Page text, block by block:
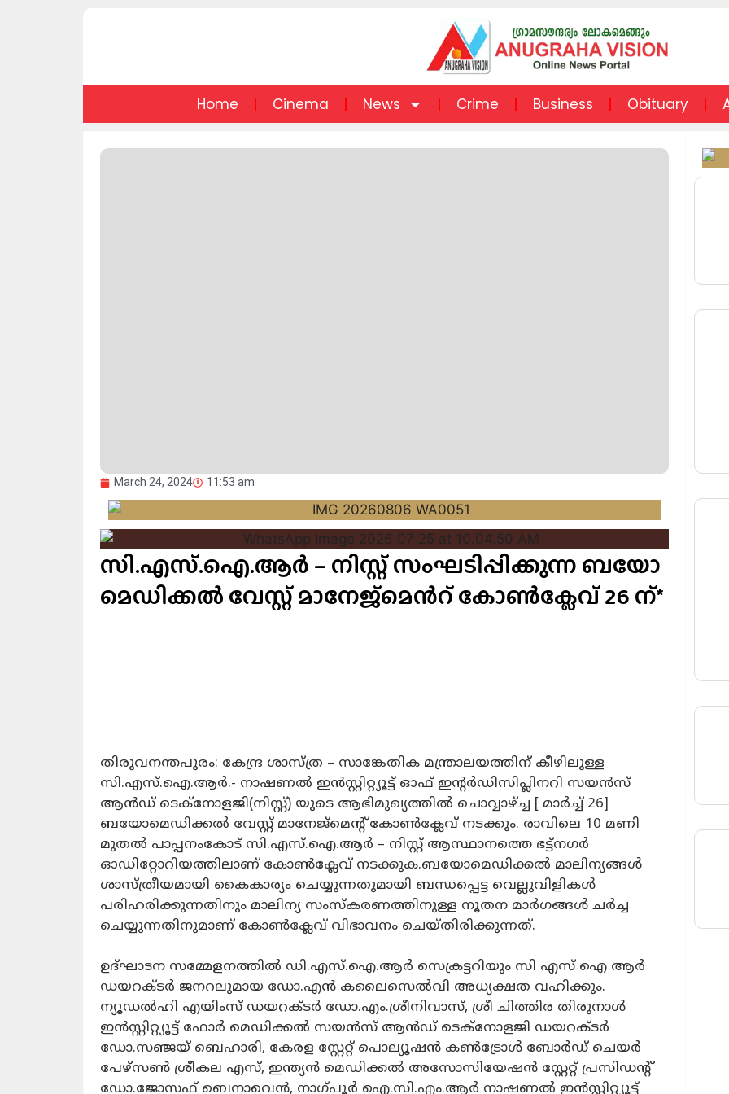
Home Cinema News Crime Business Obituary
March 24, 2024 11:53 am
സി.എസ്.ഐ.ആര്‍ – നിസ്റ്റ് സംഘടിപ്പിക്കുന്ന ബയോ
മെഡിക്കല്‍ വേസ്റ്റ് മാനേജ്മെന്‍റ് കോൺക്ലേവ് 26 ന്*
തിരുവനന്തപുരം: കേന്ദ്ര ശാസ്ത്ര – സാങ്കേതിക മന്ത്രാലയത്തിന് കീഴിലുള്ള
സി.എസ്.ഐ.ആര്‍.- നാഷണല്‍ ഇന്‍സ്റ്റിറ്റ്യൂട്ട് ഓഫ് ഇന്റര്‍ഡിസിപ്ലിനറി സയന്‍സ്
ആന്‍ഡ് ടെക്‌നോളജി(നിസ്റ്റ്) യുടെ ആഭിമുഖ്യത്തിൽ ചൊവ്വാഴ്ച്ച [ മാർച്ച് 26]
ബയോമെഡിക്കല്‍ വേസ്റ്റ് മാനേജ്മെന്റ് കോണ്‍ക്ലേവ് നടക്കും. രാവിലെ 10 മണി
മുതല്‍ പാപ്പനംകോട് സി.എസ്.ഐ.ആര്‍ – നിസ്റ്റ് ആസ്ഥാനത്തെ ഭട്ട്നഗര്‍
ഓഡിറ്റോറിയത്തിലാണ് കോണ്‍ക്ലേവ് നടക്കുക.ബയോമെഡിക്കൽ മാലിന്യങ്ങൾ
ശാസ്ത്രീയമായി കൈകാര്യം ചെയ്യുന്നതുമായി ബന്ധപ്പെട്ട വെല്ലുവിളികൾ
പരിഹരിക്കുന്നതിനും മാലിന്യ സംസ്കരണത്തിനുള്ള നൂതന മാർഗങ്ങൾ ചർച്ച
ചെയ്യുന്നതിനുമാണ് കോൺക്ലേവ് വിഭാവനം ചെയ്തിരിക്കുന്നത്.
ഉദ്ഘാടന സമ്മേളനത്തിൽ ഡി.എസ്.ഐ.ആര്‍ സെക്രട്ടറിയും സി എസ് ഐ ആർ
ഡയറക്ടര്‍ ജനറലുമായ ഡോ.എന്‍ കലൈസെല്‍വി അധ്യക്ഷത വഹിക്കും.
ന്യൂഡല്‍ഹി എയിംസ് ഡയറക്ടര്‍ ഡോ.എം.ശ്രീനിവാസ്, ശ്രീ ചിത്തിര തിരുനാള്‍
ഇന്‍സ്റ്റിറ്റ്യൂട്ട് ഫോർ മെഡിക്കല്‍ സയന്‍സ് ആൻഡ് ടെക്നോളജി ഡയറക്ടര്‍
ഡോ.സഞ്ജയ്‌ ബെഹാരി, കേരള സ്റ്റേറ്റ് പൊല്യൂഷന്‍ കൺട്രോള്‍ ബോര്‍ഡ് ചെയര്‍
പേഴ്സണ്‍ ശ്രീകല എസ്, ഇന്ത്യന്‍ മെഡിക്കല്‍ അസോസിയേഷന്‍ സ്റ്റേറ്റ് പ്രസിഡന്റ്
ഡോ.ജോസഫ് ബെനാവെന്‍, നാഗ്പൂര്‍ ഐ.സി.എം.ആര്‍ നാഷണൽ ഇൻസ്റ്റിറ്റ്യൂട്ട്